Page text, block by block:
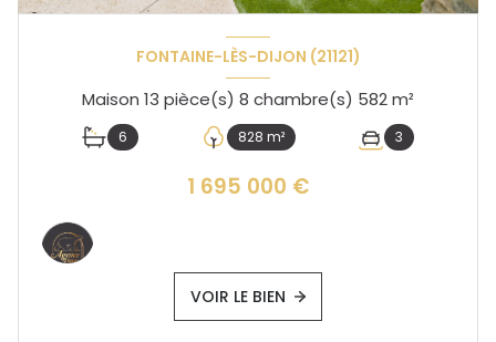
FONTAINE-LÈS-DIJON (21121)
Maison 13 pièce(s) 8 chambre(s) 582 m²
6 828 m² 3
1 695 000 €
VOIR LE BIEN